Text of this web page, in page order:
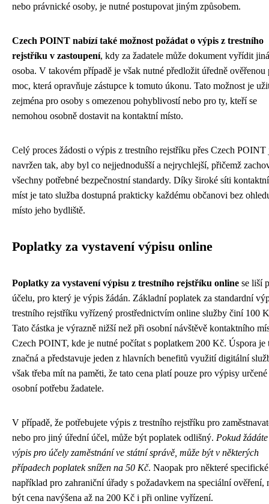
nebo právnické osoby, je nutné postupovat jiným způsobem.
Czech POINT nabízí také možnost požádat o výpis z trestního
rejstříku v zastoupení, kdy za žadatele může dokument vyřídit jiná
osoba. V takovém případě je však nutné předložit úředně ověřenou
moc, která opravňuje zástupce k tomuto úkonu. Tato možnost je
zejména pro osoby s omezenou pohyblivostí nebo pro ty, kteří se
nemohou osobně dostavit na kontaktní místo.
Celý proces žádosti o výpis z trestního rejstříku přes Czech POINT
navržen tak, aby byl co nejjednodušší a nejrychlejší, přičemž
všechny potřebné bezpečnostní standardy. Díky široké síti
míst je tato služba dostupná prakticky každému občanovi bez
místo jeho bydliště.
Poplatky za vystavení výpisu online
Poplatky za vystavení výpisu z trestního rejstříku online se liší
účelu, pro který je výpis žádán. Základní poplatek za standardní
trestního rejstříku vyřízený prostřednictvím online služby činí 100
Tato částka je výrazně nižší než při osobní návštěvě kontaktního
Czech POINT, kde je nutné počítat s poplatkem 200 Kč. Úspora je
značná a představuje jeden z hlavních benefitů využití digitální
však třeba mít na paměti, že tato cena platí pouze pro výpisy
osobní potřebu žadatele.
V případě, že potřebujete výpis z trestního rejstříku pro
nebo pro jiný úřední účel, může být poplatek odlišný. Pokud
výpis pro účely zaměstnání ve státní správě, může být v některých
případech poplatek snížen na 50 Kč. Naopak pro některé
například pro zahraniční úřady s požadavkem na speciální ověření,
být cena navýšena až na 200 Kč i při online vyřízení.